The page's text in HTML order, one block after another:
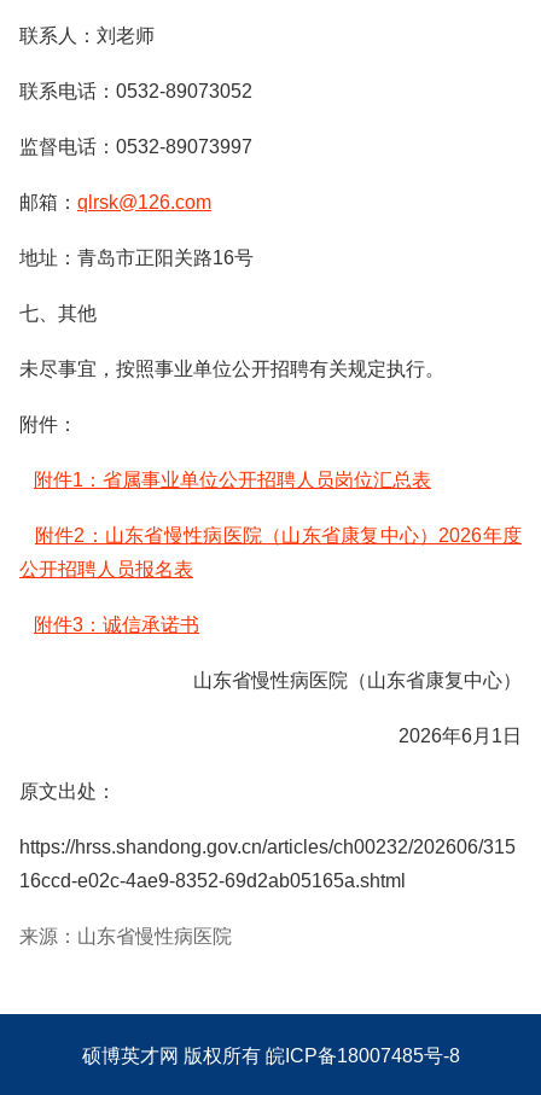
联系人：刘老师
联系电话：0532-89073052
监督电话：0532-89073997
邮箱： qlrsk@126.com
地址：青岛市正阳关路16号
七、其他
未尽事宜，按照事业单位公开招聘有关规定执行。
附件：
附件1：省属事业单位公开招聘人员岗位汇总表
附件2：山东省慢性病医院（山东省康复中心）2026年度
公开招聘人员报名表
附件3：诚信承诺书
山东省慢性病医院（山东省康复中心）
2026年6月1日
原文出处：
https://hrss.shandong.gov.cn/articles/ch00232/202606/315
16ccd-e02c-4ae9-8352-69d2ab05165a.shtml
来源：山东省慢性病医院
硕博英才网 版权所有 皖ICP备18007485号-8